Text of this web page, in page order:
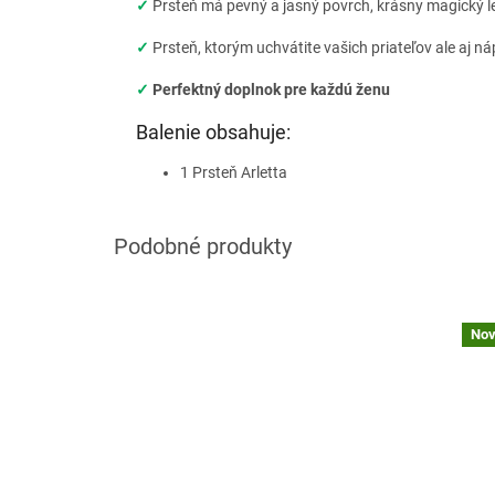
✓ Prsteň má pevný a jasný povrch, krásny magický
✓ Prsteň, ktorým uchvátite vašich priateľov ale aj
✓ Perfektný doplnok pre každú ženu
Balenie obsahuje:
1 Prsteň Arletta